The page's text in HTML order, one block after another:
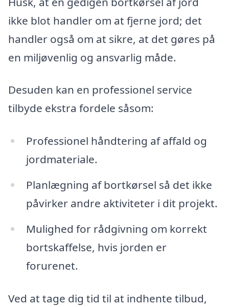
ikke blot handler om at fjerne jord; det
handler også om at sikre, at det gøres på
en miljøvenlig og ansvarlig måde.
Desuden kan en professionel service
tilbyde ekstra fordele såsom:
Professionel håndtering af affald og
jordmateriale.
Planlægning af bortkørsel så det ikke
påvirker andre aktiviteter i dit projekt.
Mulighed for rådgivning om korrekt
bortskaffelse, hvis jorden er
forurenet.
Ved at tage dig tid til at indhente tilbud,